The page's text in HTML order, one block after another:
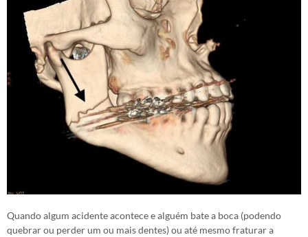
Quando algum acidente acontece e alguém bate a boca (podendo
quebrar ou perder um ou mais dentes) ou até mesmo fraturar a